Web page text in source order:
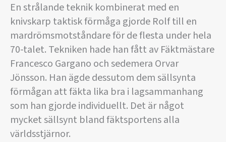
En strålande teknik kombinerat med en
knivskarp taktisk förmåga gjorde Rolf till en
mardrömsmotståndare för de flesta under hela
70-talet. Tekniken hade han fått av Fäktmästare
Francesco Gargano och sedemera Orvar
Jönsson. Han ägde dessutom dem sällsynta
förmågan att fäkta lika bra i lagsammanhang
som han gjorde individuellt. Det är något
mycket sällsynt bland fäktsportens alla
världsstjärnor.